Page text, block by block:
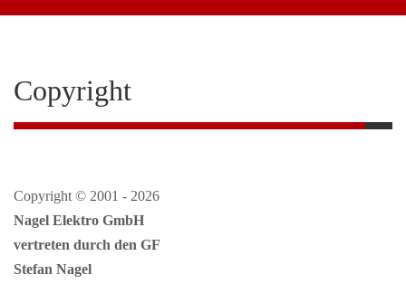
Copyright
Copyright © 2001 - 2026
Nagel Elektro GmbH
vertreten durch den GF
Stefan Nagel